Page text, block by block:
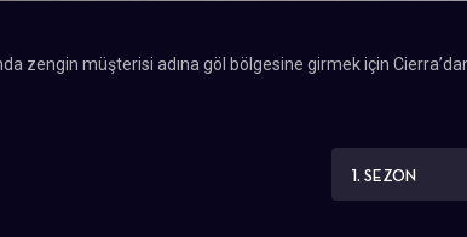
zengin müşterisi adına göl bölgesine girmek için
1. SEZON